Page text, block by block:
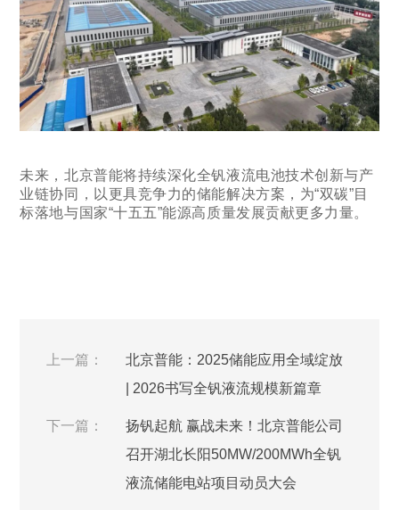
未来，北京普能将持续深化全钒液流电池技术创新与产
业链协同，以更具竞争力的储能解决方案，为“双碳”目
标落地与国家“十五五”能源高质量发展贡献更多力量。
上一篇：
北京普能：2025储能应用全域绽放
| 2026书写全钒液流规模新篇章
下一篇：
扬钒起航 赢战未来！北京普能公司
召开湖北长阳50MW/200MWh全钒
液流储能电站项目动员大会